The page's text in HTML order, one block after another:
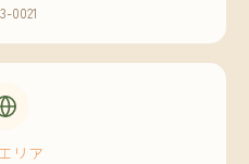
0021
リア